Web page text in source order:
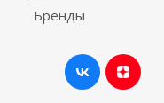
Бренды